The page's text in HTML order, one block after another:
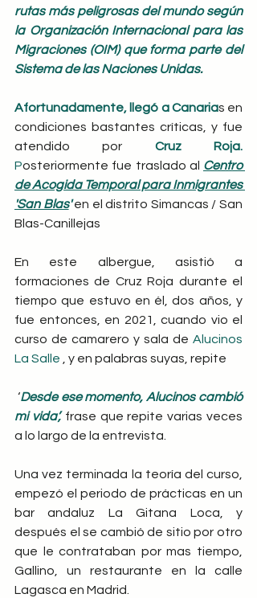
rutas más peligrosas del mundo según
la Organización Internacional para las
Migraciones (OIM) que forma parte del
Sistema de las Naciones Unidas.
Afortunadamente, llegó a Canarias en
condiciones bastantes críticas, y fue
atendido por Cruz Roja.
Posteriormente fue traslado al Centro
de Acogida Temporal para Inmigrantes
'San Blas' en el distrito Simancas / San
Blas-Canillejas
En este albergue, asistió a
formaciones de Cruz Roja durante el
tiempo que estuvo en él, dos años, y
fue entonces, en 2021, cuando vio el
curso de camarero y sala de Alucinos
La Salle , y en palabras suyas, repite
‘Desde ese momento, Alucinos cambió
mi vida’, frase que repite varias veces
a lo largo de la entrevista.
Una vez terminada la teoría del curso,
empezó el periodo de prácticas en un
bar andaluz La Gitana Loca, y
después el se cambió de sitio por otro
que le contrataban por mas tiempo,
Gallino, un restaurante en la calle
Lagasca en Madrid.